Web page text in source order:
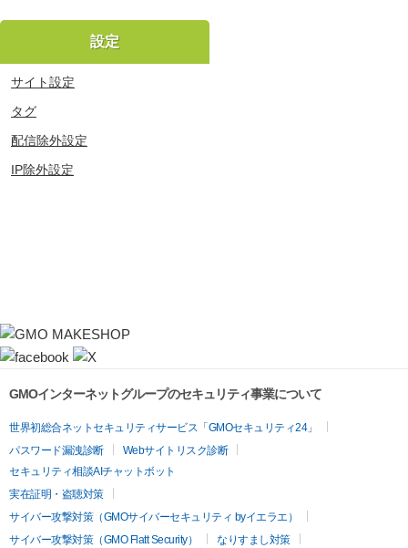
設定
サイト設定
タグ
配信除外設定
IP除外設定
GMOインターネットグループのセキュリティ事業について
世界初総合ネットセキュリティサービス「GMOセキュリティ24」
パスワード漏洩診断
Webサイトリスク診断
セキュリティ相談AIチャットボット
実在証明・盗聴対策
サイバー攻撃対策（GMOサイバーセキュリティ byイエラエ）
サイバー攻撃対策（GMO Flatt Security）
なりすまし対策